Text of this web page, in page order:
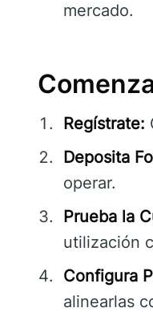
mercado.
Regístrate:
Deposita
operar.
Prueba la
utilización
Configura
alinearlas